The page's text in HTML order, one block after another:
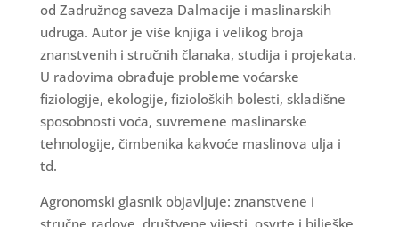
od Zadružnog saveza Dalmacije i maslinarskih
udruga. Autor je više knjiga i velikog broja
znanstvenih i stručnih članaka, studija i projekata.
U radovima obrađuje probleme voćarske
fiziologije, ekologije, fizioloških bolesti, skladišne
sposobnosti voća, suvremene maslinarske
tehnologije, čimbenika kakvoće maslinova ulja i
td.
Agronomski glasnik objavljuje: znanstvene i